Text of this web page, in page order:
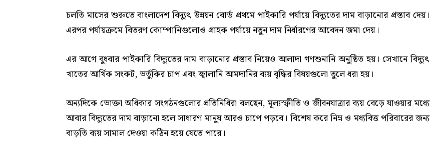
চলতি মাসের শুরুতে বাংলাদেশ বিদ্যুৎ উন্নয়ন বোর্ড প্রথমে পাইকারি পর্যায়ে বিদ্যুতের দাম বাড়ানোর প্রস্তাব দেয়।
এরপর পর্যায়ক্রমে বিতরণ কোম্পানিগুলোও গ্রাহক পর্যায়ে নতুন দাম নির্ধারণের আবেদন জমা দেয়।
এর আগে বুধবার পাইকারি বিদ্যুতের দাম বাড়ানোর প্রস্তাব নিয়েও আলাদা গণশুনানি অনুষ্ঠিত হয়। সেখানে বিদ্যুৎ
খাতের আর্থিক সংকট, ভর্তুকির চাপ এবং জ্বালানি আমদানির ব্যয় বৃদ্ধির বিষয়গুলো তুলে ধরা হয়।
অন্যদিকে ভোক্তা অধিকার সংগঠনগুলোর প্রতিনিধিরা বলছেন, মূল্যস্ফীতি ও জীবনযাত্রার ব্যয় বেড়ে যাওয়ার মধ্যে
আবার বিদ্যুতের দাম বাড়ানো হলে সাধারণ মানুষ আরও চাপে পড়বে। বিশেষ করে নিম্ন ও মধ্যবিত্ত পরিবারের জন্য
বাড়তি ব্যয় সামাল দেওয়া কঠিন হয়ে যেতে পারে।